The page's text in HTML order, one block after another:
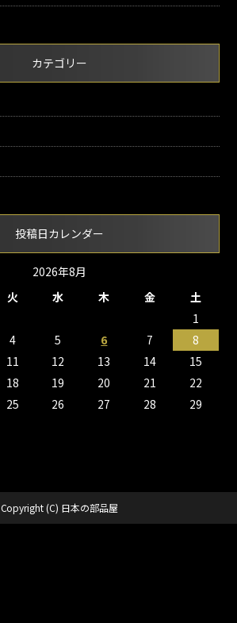
カテゴリー
投稿日カレンダー
2026年8月
火 水 木 金 土
1
4 5 6 7
8
11 12 13 14
15
18 19 20 21
22
25 26 27 28
29
Copyright (C) 日本の部品屋